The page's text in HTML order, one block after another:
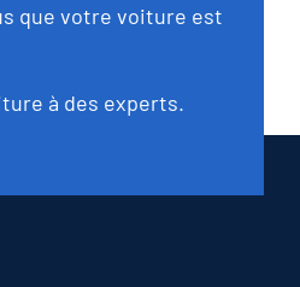
que votre voiture est
à des experts.